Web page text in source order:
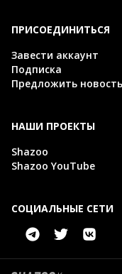
ПРИСОЕДИНИТЬСЯ
Завести аккаунт
Подписка
Предложить новость
НАШИ ПРОЕКТЫ
Shazoo
Shazoo YouTube
СОЦИАЛЬНЫЕ СЕТИ